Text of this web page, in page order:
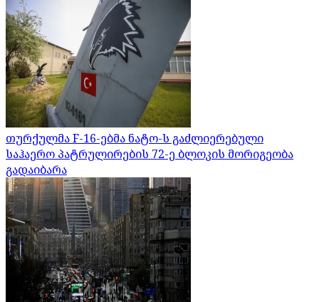
თურქულმა F-16-ებმა ნატო-ს გაძლიერებული
საჰაერო პატრულირების 72-ე ბლოკის მორიგეობა
გადაიბარა